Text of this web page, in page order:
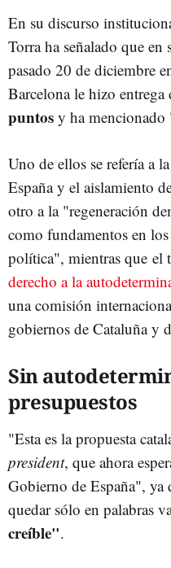
En su discurso
Torra ha señalado que en
pasado 20 de diciembre
Barcelona le hizo entrega
puntos y ha mencionado
Uno de ellos se refería a
España y el aislamiento
otro a la "regeneración
como fundamentos en
política", mientras que el
derecho a la
una comisión
gobiernos de Cataluña y
Sin
presupuestos
"Esta es la propuesta
president, que ahora
Gobierno de España",
quedar sólo en palabras
creíble".